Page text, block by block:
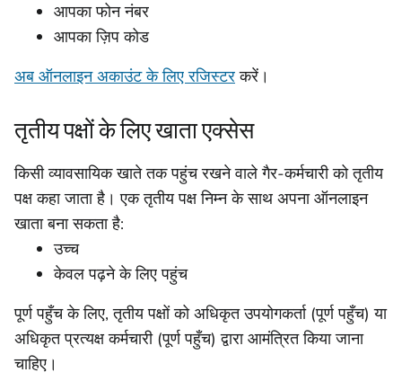
आपका फोन नंबर
आपका ज़िप कोड
अब ऑनलाइन अकाउंट के लिए रजिस्टरकरें।
तृतीय पक्षों के लिए खाता एक्सेस
किसी व्यावसायिक खाते तक पहुंच रखने वाले गैर-कर्मचारी को तृतीय
पक्ष कहा जाता है। एक तृतीय पक्ष निम्न के साथ अपना ऑनलाइन
खाता बना सकता है:
उच्च
केवल पढ़ने के लिए पहुंच
पूर्ण पहुँच के लिए, तृतीय पक्षों को अधिकृत उपयोगकर्ता (पूर्ण पहुँच) या
अधिकृत प्रत्यक्ष कर्मचारी (पूर्ण पहुँच) द्वारा आमंत्रित किया जाना
चाहिए।